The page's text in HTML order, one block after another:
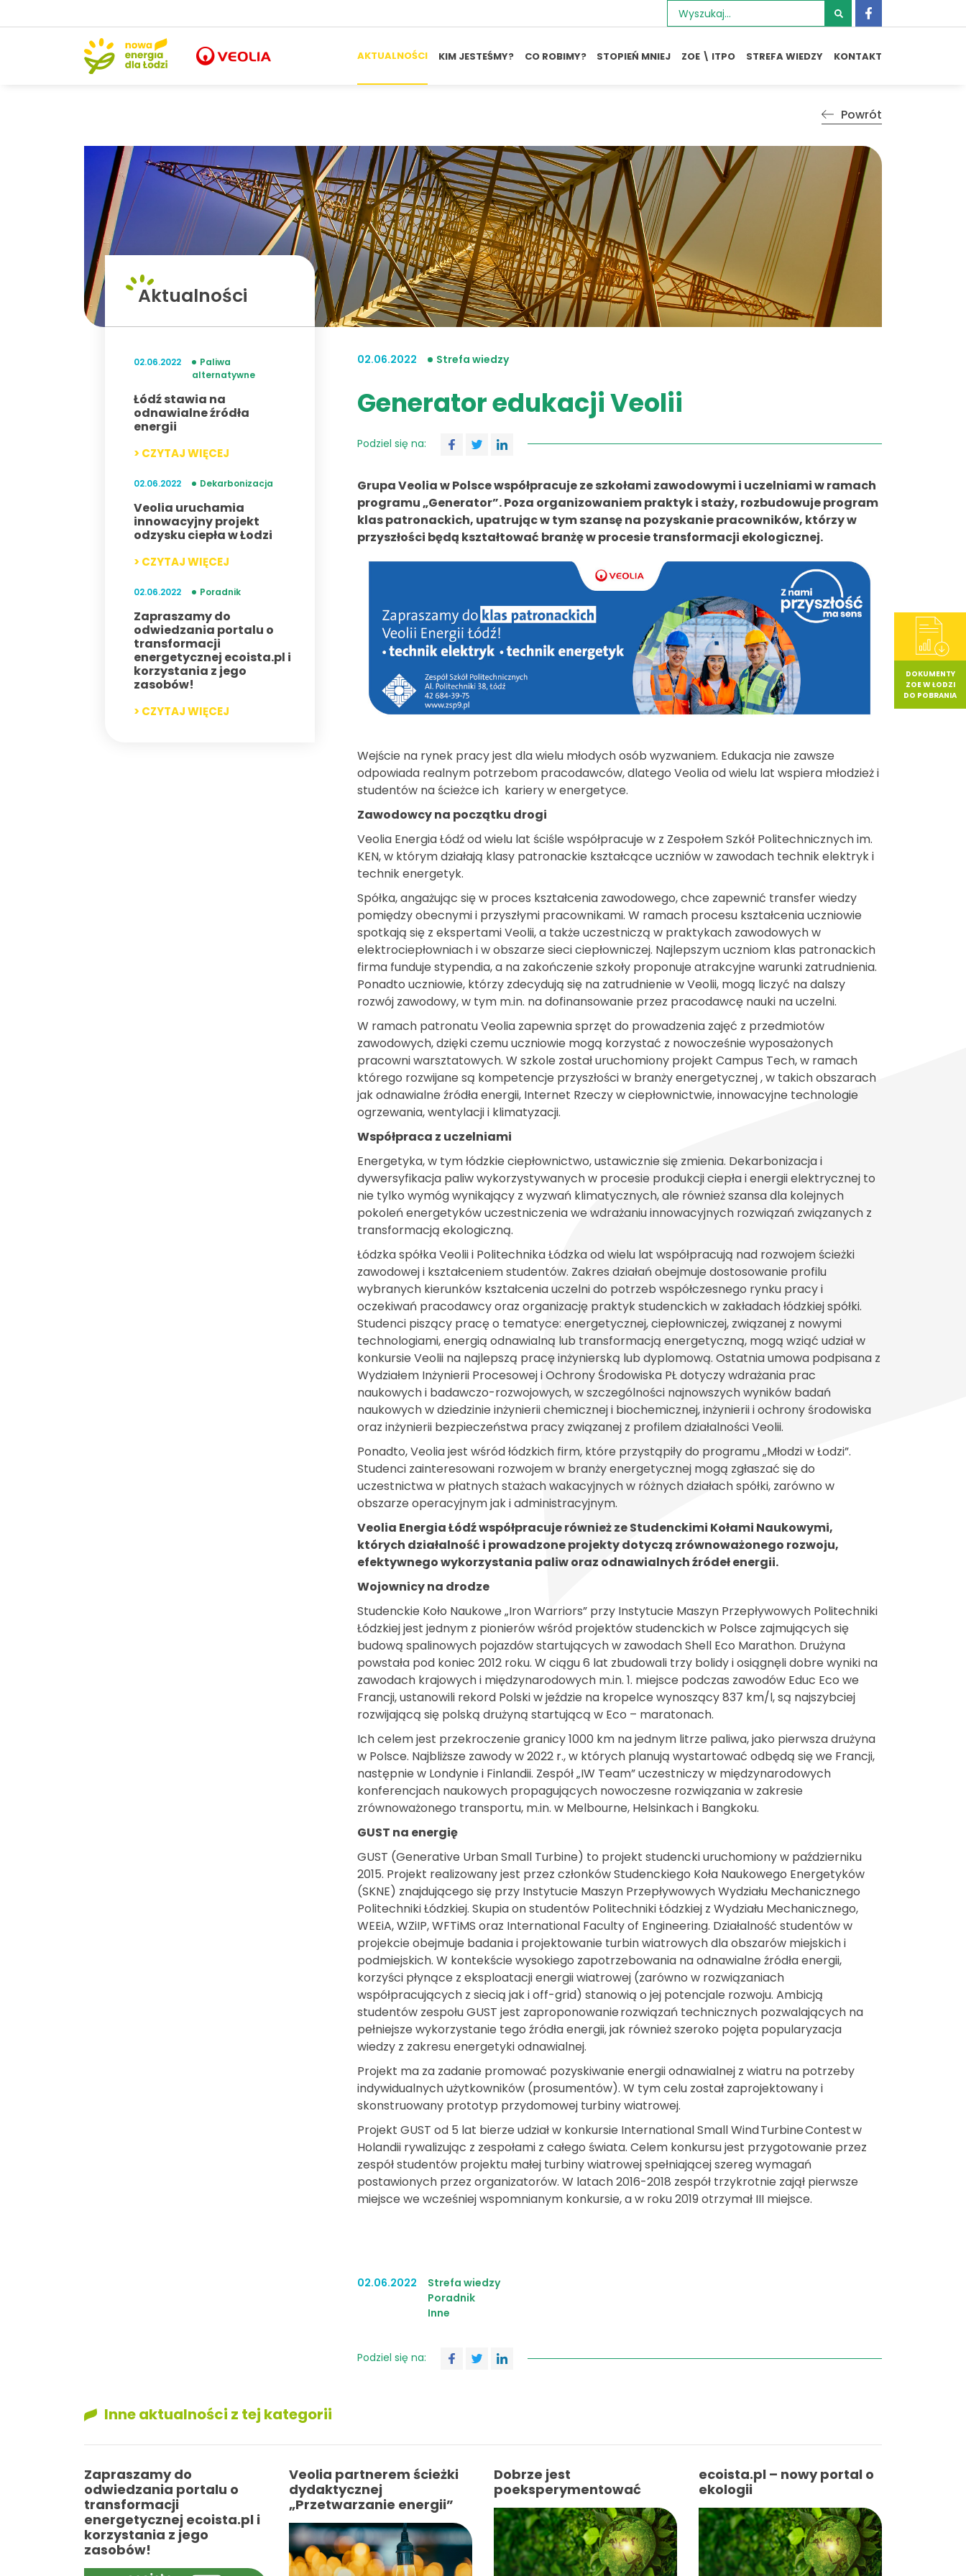
DOKUMENTY
ZOE W ŁODZI
DO POBRANIA
Szukaj:
AKTUALNOŚCI KIM JESTEŚMY? CO ROBIMY? STOPIEŃ MNIEJ ZOE \ ITPO STREFA WIEDZY KONTAKT
Powrót
Aktualności
02.06.2022
Paliwa
alternatywne
Łódź stawia na
odnawialne źródła
energii
> CZYTAJ WIĘCEJ
02.06.2022 Dekarbonizacja
Veolia uruchamia
innowacyjny projekt
odzysku ciepła w Łodzi
> CZYTAJ WIĘCEJ
02.06.2022 Poradnik
Zapraszamy do
odwiedzania portalu o
transformacji
energetycznej ecoista.pl i
korzystania z jego
zasobów!
> CZYTAJ WIĘCEJ
02.06.2022 Strefa wiedzy
Generator edukacji Veolii
Podziel się na:
Grupa Veolia w Polsce współpracuje ze szkołami zawodowymi i uczelniami w ramach
programu „Generator”. Poza organizowaniem praktyk i staży, rozbudowuje program
klas patronackich, upatrując w tym szansę na pozyskanie pracowników, którzy w
przyszłości będą kształtować branżę w procesie transformacji ekologicznej.
Wejście na rynek pracy jest dla wielu młodych osób wyzwaniem. Edukacja nie zawsze
odpowiada realnym potrzebom pracodawców, dlatego Veolia od wielu lat wspiera młodzież i
studentów na ścieżce ich kariery w energetyce.
Zawodowcy na początku drogi
Veolia Energia Łódź od wielu lat ściśle współpracuje w z Zespołem Szkół Politechnicznych im.
KEN, w którym działają klasy patronackie kształcące uczniów w zawodach technik elektryk i
technik energetyk.
Spółka, angażując się w proces kształcenia zawodowego, chce zapewnić transfer wiedzy
pomiędzy obecnymi i przyszłymi pracownikami. W ramach procesu kształcenia uczniowie
spotkają się z ekspertami Veolii, a także uczestniczą w praktykach zawodowych w
elektrociepłowniach i w obszarze sieci ciepłowniczej. Najlepszym uczniom klas patronackich
firma funduje stypendia, a na zakończenie szkoły proponuje atrakcyjne warunki zatrudnienia.
Ponadto uczniowie, którzy zdecydują się na zatrudnienie w Veolii, mogą liczyć na dalszy
rozwój zawodowy, w tym m.in. na dofinansowanie przez pracodawcę nauki na uczelni.
W ramach patronatu Veolia zapewnia sprzęt do prowadzenia zajęć z przedmiotów
zawodowych, dzięki czemu uczniowie mogą korzystać z nowocześnie wyposażonych
pracowni warsztatowych. W szkole został uruchomiony projekt Campus Tech, w ramach
którego rozwijane są kompetencje przyszłości w branży energetycznej , w takich obszarach
jak odnawialne źródła energii, Internet Rzeczy w ciepłownictwie, innowacyjne technologie
ogrzewania, wentylacji i klimatyzacji.
Współpraca z uczelniami
Energetyka, w tym łódzkie ciepłownictwo, ustawicznie się zmienia. Dekarbonizacja i
dywersyfikacja paliw wykorzystywanych w procesie produkcji ciepła i energii elektrycznej to
nie tylko wymóg wynikający z wyzwań klimatycznych, ale również szansa dla kolejnych
pokoleń energetyków uczestniczenia we wdrażaniu innowacyjnych rozwiązań związanych z
transformacją ekologiczną.
Łódzka spółka Veolii i Politechnika Łódzka od wielu lat współpracują nad rozwojem ścieżki
zawodowej i kształceniem studentów. Zakres działań obejmuje dostosowanie profilu
wybranych kierunków kształcenia uczelni do potrzeb współczesnego rynku pracy i
oczekiwań pracodawcy oraz organizację praktyk studenckich w zakładach łódzkiej spółki.
Studenci piszący pracę o tematyce: energetycznej, ciepłowniczej, związanej z nowymi
technologiami, energią odnawialną lub transformacją energetyczną, mogą wziąć udział w
konkursie Veolii na najlepszą pracę inżynierską lub dyplomową. Ostatnia umowa podpisana z
Wydziałem Inżynierii Procesowej i Ochrony Środowiska PŁ dotyczy wdrażania prac
naukowych i badawczo-rozwojowych, w szczególności najnowszych wyników badań
naukowych w dziedzinie inżynierii chemicznej i biochemicznej, inżynierii i ochrony środowiska
oraz inżynierii bezpieczeństwa pracy związanej z profilem działalności Veolii.
Ponadto, Veolia jest wśród łódzkich firm, które przystąpiły do programu „Młodzi w Łodzi”.
Studenci zainteresowani rozwojem w branży energetycznej mogą zgłaszać się do
uczestnictwa w płatnych stażach wakacyjnych w różnych działach spółki, zarówno w
obszarze operacyjnym jak i administracyjnym.
Veolia Energia Łódź współpracuje również ze Studenckimi Kołami Naukowymi,
których działalność i prowadzone projekty dotyczą zrównoważonego rozwoju,
efektywnego wykorzystania paliw oraz odnawialnych źródeł energii.
Wojownicy na drodze
Studenckie Koło Naukowe „Iron Warriors” przy Instytucie Maszyn Przepływowych Politechniki
Łódzkiej jest jednym z pionierów wśród projektów studenckich w Polsce zajmujących się
budową spalinowych pojazdów startujących w zawodach Shell Eco Marathon. Drużyna
powstała pod koniec 2012 roku. W ciągu 6 lat zbudowali trzy bolidy i osiągnęli dobre wyniki na
zawodach krajowych i międzynarodowych m.in. 1. miejsce podczas zawodów Educ Eco we
Francji, ustanowili rekord Polski w jeździe na kropelce wynoszący 837 km/l, są najszybciej
rozwijającą się polską drużyną startującą w Eco – maratonach.
Ich celem jest przekroczenie granicy 1000 km na jednym litrze paliwa, jako pierwsza drużyna
w Polsce. Najbliższe zawody w 2022 r., w których planują wystartować odbędą się we Francji,
następnie w Londynie i Finlandii. Zespół „IW Team” uczestniczy w międzynarodowych
konferencjach naukowych propagujących nowoczesne rozwiązania w zakresie
zrównoważonego transportu, m.in. w Melbourne, Helsinkach i Bangkoku.
GUST na energię
GUST (Generative Urban Small Turbine) to projekt studencki uruchomiony w październiku
2015. Projekt realizowany jest przez członków Studenckiego Koła Naukowego Energetyków
(SKNE) znajdującego się przy Instytucie Maszyn Przepływowych Wydziału Mechanicznego
Politechniki Łódzkiej. Skupia on studentów Politechniki Łódzkiej z Wydziału Mechanicznego,
WEEiA, WZiIP, WFTiMS oraz International Faculty of Engineering. Działalność studentów w
projekcie obejmuje badania i projektowanie turbin wiatrowych dla obszarów miejskich i
podmiejskich. W kontekście wysokiego zapotrzebowania na odnawialne źródła energii,
korzyści płynące z eksploatacji energii wiatrowej (zarówno w rozwiązaniach
współpracujących z siecią jak i off-grid) stanowią o jej potencjale rozwoju. Ambicją
studentów zespołu GUST jest zaproponowanie rozwiązań technicznych pozwalających na
pełniejsze wykorzystanie tego źródła energii, jak również szeroko pojęta popularyzacja
wiedzy z zakresu energetyki odnawialnej.
Projekt ma za zadanie promować pozyskiwanie energii odnawialnej z wiatru na potrzeby
indywidualnych użytkowników (prosumentów). W tym celu został zaprojektowany i
skonstruowany prototyp przydomowej turbiny wiatrowej.
Projekt GUST od 5 lat bierze udział w konkursie International Small Wind Turbine Contest w
Holandii rywalizując z zespołami z całego świata. Celem konkursu jest przygotowanie przez
zespół studentów projektu małej turbiny wiatrowej spełniającej szereg wymagań
postawionych przez organizatorów. W latach 2016-2018 zespół trzykrotnie zajął pierwsze
miejsce we wcześniej wspomnianym konkursie, a w roku 2019 otrzymał III miejsce.
02.06.2022
Strefa wiedzy
Poradnik
Inne
Podziel się na:
Inne aktualności z tej kategorii
Zapraszamy do
odwiedzania portalu o
transformacji
energetycznej ecoista.pl i
korzystania z jego
zasobów!
Veolia partnerem ścieżki
dydaktycznej
„Przetwarzanie energii”
Dobrze jest
poeksperymentować
ecoista.pl – nowy portal o
ekologii